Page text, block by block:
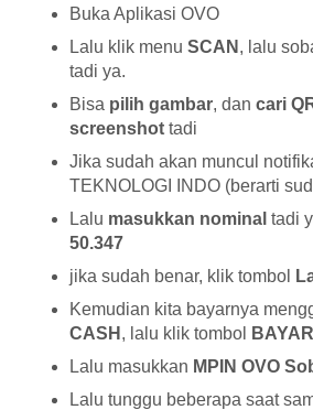
Buka Aplikasi OVO
Lalu klik menu SCAN , lalu
tadi ya.
Bisa pilih gambar, dan cari
screenshot tadi
Jika sudah akan muncul
TEKNOLOGI INDO (berarti
Lalu masukkan nominal tadi
50.347
jika sudah benar, klik tombol
Kemudian kita bayarnya
CASH , lalu klik tombol
BAYAR
Lalu masukkan MPIN OVO
Lalu tunggu beberapa saat